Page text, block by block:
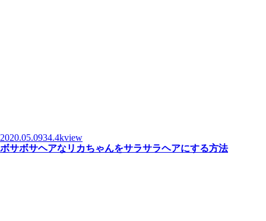
2020.05.0934.4kview
ボサボサヘアなリカちゃんをサラサラヘアにする方法